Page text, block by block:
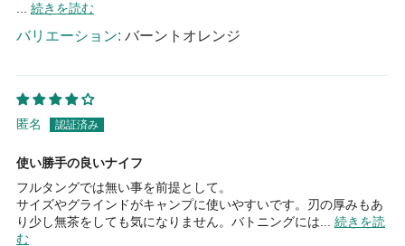
続きを読む
バーントオレンジ
匿名
使い勝手の良いナイフ
フルタングでは無い事を前提として。
サイズやグラインドがキャンプに使いやすいです。刃の厚みもあ
り少し無茶をしても気になりません。バトニングには... 続きを読
む